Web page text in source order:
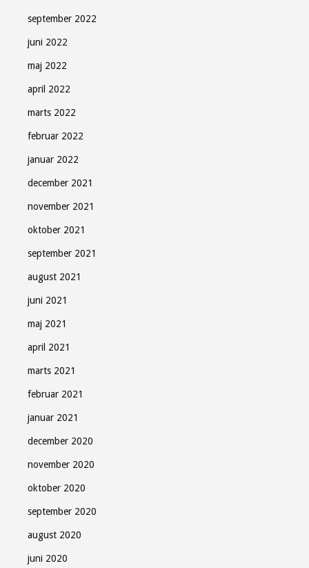
september 2022
juni 2022
maj 2022
april 2022
marts 2022
februar 2022
januar 2022
december 2021
november 2021
oktober 2021
september 2021
august 2021
juni 2021
maj 2021
april 2021
marts 2021
februar 2021
januar 2021
december 2020
november 2020
oktober 2020
september 2020
august 2020
juni 2020